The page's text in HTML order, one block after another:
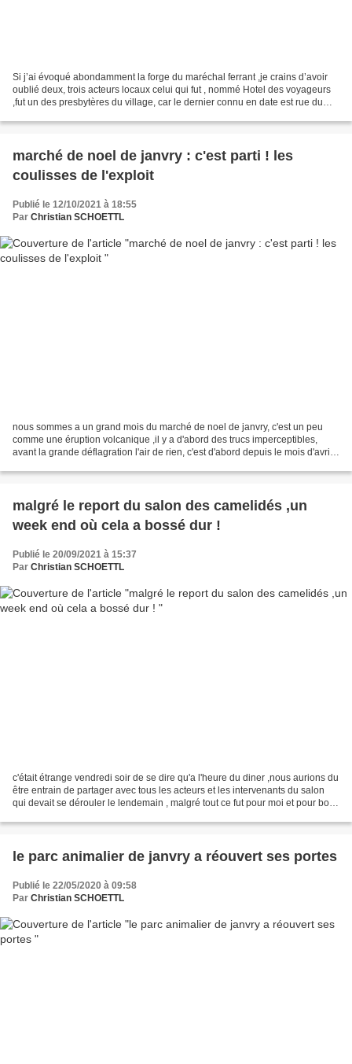
Si j’ai évoqué abondamment la forge du maréchal ferrant ,je crains d’avoir
oublié deux, trois acteurs locaux celui qui fut , nommé Hotel des voyageurs
,fut un des presbytères du village, car le dernier connu en date est rue du
marché de noel de janvry : c'est parti ! les
coulisses de l'exploit
Publié le 12/10/2021 à 18:55
Par Christian SCHOETTL
nous sommes a un grand mois du marché de noel de janvry, c'est un peu
comme une éruption volcanique ,il y a d'abord des trucs imperceptibles,
avant la grande déflagration l'air de rien, c'est d'abord depuis le mois d'avril
malgré le report du salon des camelidés ,un
week end où cela a bossé dur !
Publié le 20/09/2021 à 15:37
Par Christian SCHOETTL
c'était étrange vendredi soir de se dire qu'a l'heure du diner ,nous aurions du
être entrain de partager avec tous les acteurs et les intervenants du salon
qui devait se dérouler le lendemain , malgré tout ce fut pour moi et pour bon
le parc animalier de janvry a réouvert ses portes
Publié le 22/05/2020 à 09:58
Par Christian SCHOETTL